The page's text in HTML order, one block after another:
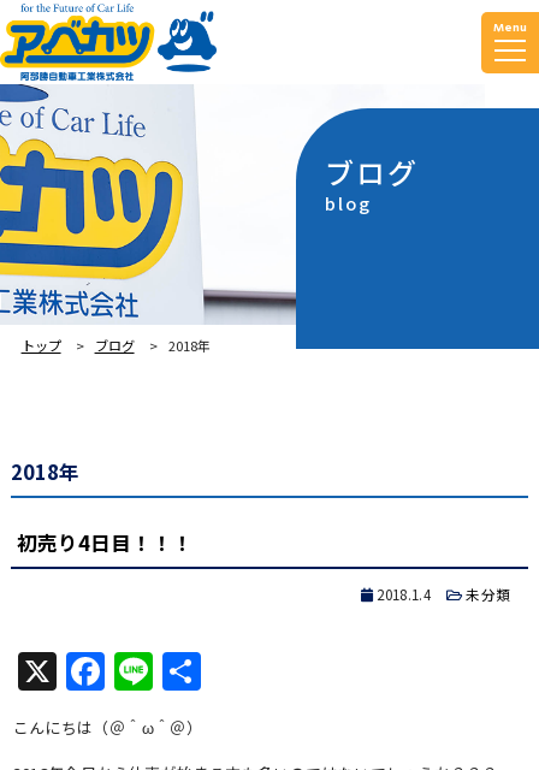
Menu
ブログ
blog
トップ ブログ 2018年
2018年
初売り4日目！！！
2018.1.4 未分類
X Facebook
Line共
こんにちは（＠＾ω＾＠）